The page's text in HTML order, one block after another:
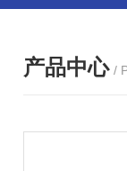
产品中心 /